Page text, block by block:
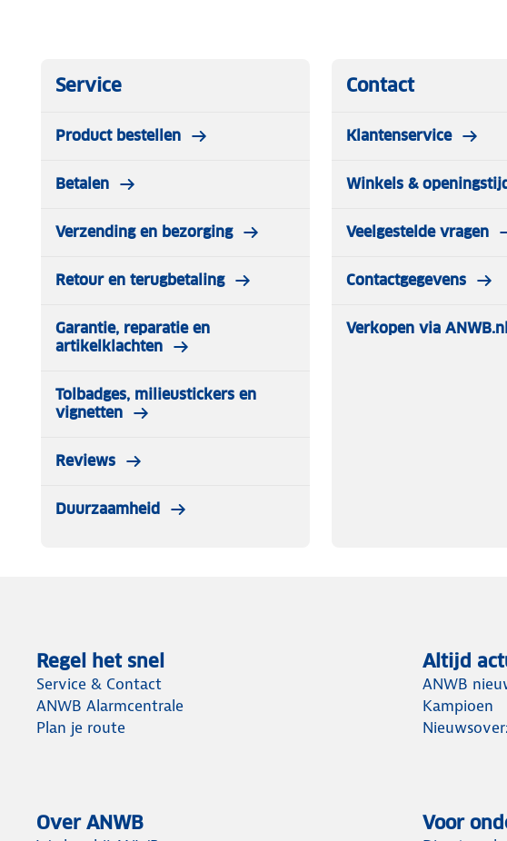
Service
Product bestellen
Betalen
Verzending en bezorging
Retour en terugbetaling
Garantie, reparatie en
artikelklachten
Tolbadges, milieustickers en
vignetten
Reviews
Duurzaamheid
Contact
Klantenservice
Winkels &
Veelgestelde vragen
Contactgegevens
Verkopen via ANWB.nl
Regel het snel
Service & Contact
ANWB Alarmcentrale
Plan je route
Altijd
ANWB
Kampioen
Over ANWB Voor